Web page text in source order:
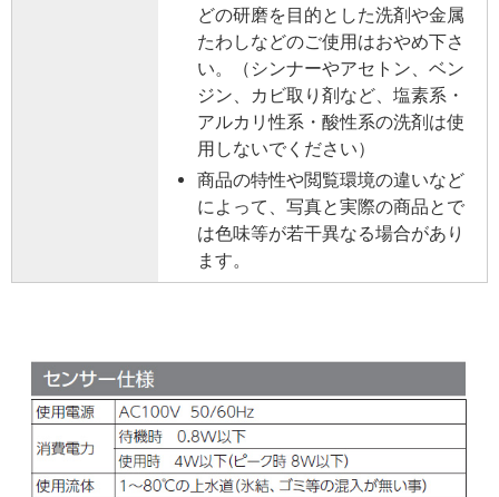
どの研磨を目的とした洗剤や金属
たわしなどのご使用はおやめ下さ
い。（シンナーやアセトン、ベン
ジン、カビ取り剤など、塩素系・
アルカリ性系・酸性系の洗剤は使
用しないでください）
商品の特性や閲覧環境の違いなど
によって、写真と実際の商品とで
は色味等が若干異なる場合があり
ます。